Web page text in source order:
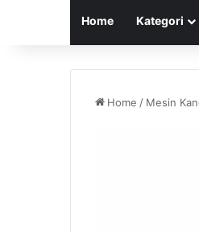
Home Kategori
Home / Mesin